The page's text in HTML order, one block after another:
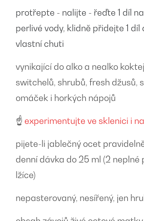
protřepte - nalijte - řeďte 1 díl
perlivé vody, klidně přidejte 1 díl
vlastní chuti
vynikající do alko a nealko
switchelů, shrubů, fresh džusů,
omáček i horkých nápojů
☝️ experimentujte ve sklenici i
pijete-li jablečný ocet
denní dávka do 25 ml (2 neplné
lžíce)
nepasterovaný, nesířený, jen